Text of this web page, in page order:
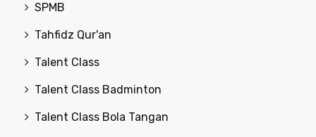
SPMB
Tahfidz Qur'an
Talent Class
Talent Class Badminton
Talent Class Bola Tangan